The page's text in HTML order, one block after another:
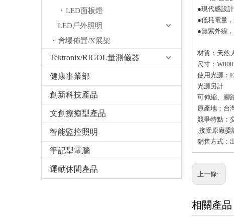
LED面板燈
LED戶外照明
會場佈置/X展架
Tektronix/RIGOL量測儀器
健康事業部
創新科技產品
文創療癒型產品
智能監控照明
筆記型電腦
運動休閒產品
●現代感設
●低耗電量
●無紫外線
材質：天然
尺寸：
使用光源：
光源另計
可伸縮、腳
原產地：台
競爭特點：
,接受原廠委
銷售方式：
上一條:
相關產品